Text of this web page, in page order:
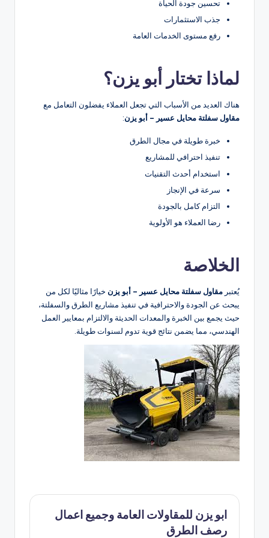
تحسين جودة الحياة
جذب الاستثمارات
رفع مستوى الخدمات العامة
لماذا تختار أبو يزن؟
هناك العديد من الأسباب التي تجعل العملاء يفضلون التعامل مع
مقاول سفلتة محايل عسير – أبو يزن:
خبرة طويلة في مجال الطرق
تنفيذ احترافي للمشاريع
استخدام أحدث التقنيات
سرعة في الإنجاز
التزام كامل بالجودة
رضا العملاء هو الأولوية
الخلاصة
يُعتبر مقاول سفلتة محايل عسير – أبو يزن خيارًا مثاليًا لكل من
يبحث عن الجودة والاحترافية في تنفيذ مشاريع الطرق والسفلتة،
حيث يجمع بين الخبرة والمعدات الحديثة والالتزام بمعايير العمل
الهندسي، مما يضمن نتائج قوية تدوم لسنوات طويلة.
ابو يزن للمقاولات العامة وجميع اعمال
رصف الطرق